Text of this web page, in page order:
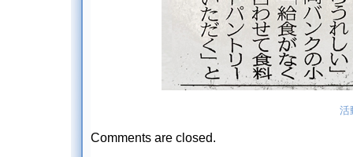
活
Comments are closed.